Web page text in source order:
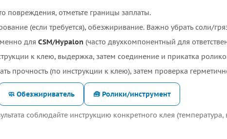
повреждения, отметьте границы заплаты.
(если требуется), обезжиривание. Важно убрать соли/
для CSM/Hypalon (часто двухкомпонентный для
к клею, выдержка, затем соединение и прикатка
прочность (по инструкции к клею), затем проверка
🧼 Обезжириватель 🧰 Ролики/инструмент
соблюдайте инструкцию конкретного клея